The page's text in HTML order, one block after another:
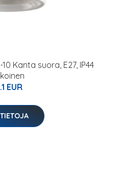
Kanta suora, E27, IP44
EUR